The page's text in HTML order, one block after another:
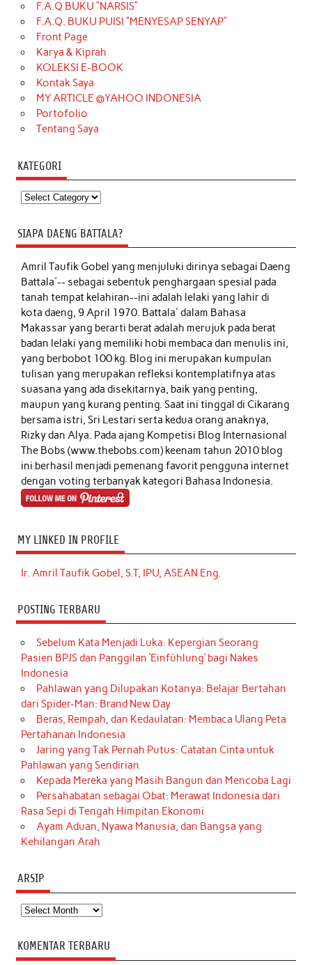
F.A.Q BUKU “NARSIS”
F.A.Q. BUKU PUISI “MENYESAP SENYAP”
Front Page
Karya & Kiprah
KOLEKSI E-BOOK
Kontak Saya
MY ARTICLE @YAHOO INDONESIA
Portofolio
Tentang Saya
KATEGORI
Kategori
SIAPA DAENG BATTALA?
Amril Taufik Gobelyang menjuluki dirinya sebagai Daeng
Battala'-- sebagai sebentuk penghargaan spesial pada
tanah tempat kelahiran--ini adalah lelaki yang lahir di
kota daeng, 9 April 1970. Battala' dalam Bahasa
Makassar yang berarti berat adalah merujuk pada berat
badan lelaki yang memiliki hobi membaca dan menulis ini,
yang berbobot 100 kg. Blog ini merupakan kumpulan
tulisan yang merupakan refleksi kontemplatifnya atas
suasana yang ada disekitarnya, baik yang penting,
maupun yang kurang penting. Saat ini tinggal di Cikarang
bersama istri, Sri Lestari serta kedua orang anaknya,
Rizky dan Alya. Pada ajang Kompetisi Blog Internasional
The Bobs (www.thebobs.com) keenam tahun 2010 blog
ini berhasil menjadi pemenang favorit pengguna internet
dengan voting terbanyak kategori Bahasa Indonesia.
MY LINKED IN PROFILE
Ir. Amril Taufik Gobel, S.T, IPU, ASEAN Eng.
POSTING TERBARU
Sebelum Kata Menjadi Luka: Kepergian Seorang
Pasien BPJS dan Panggilan ‘Einfühlung’ bagi Nakes
Indonesia
Pahlawan yang Dilupakan Kotanya: Belajar Bertahan
dari Spider-Man: Brand New Day
Beras, Rempah, dan Kedaulatan: Membaca Ulang Peta
Pertahanan Indonesia
Jaring yang Tak Pernah Putus: Catatan Cinta untuk
Pahlawan yang Sendirian
Kepada Mereka yang Masih Bangun dan Mencoba Lagi
Persahabatan sebagai Obat: Merawat Indonesia dari
Rasa Sepi di Tengah Himpitan Ekonomi
Ayam Aduan, Nyawa Manusia, dan Bangsa yang
Kehilangan Arah
ARSIP
Arsip
KOMENTAR TERBARU